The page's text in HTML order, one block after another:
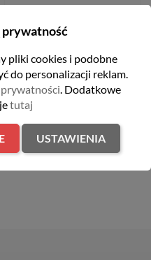
2,5kW Cub Cadet LM2
2 399,00 zł
DO KOSZYKA
prywatność
pliki cookies i podobne
do personalizacji reklam.
. Dodatkowe
tutaj
USTAWIENIA